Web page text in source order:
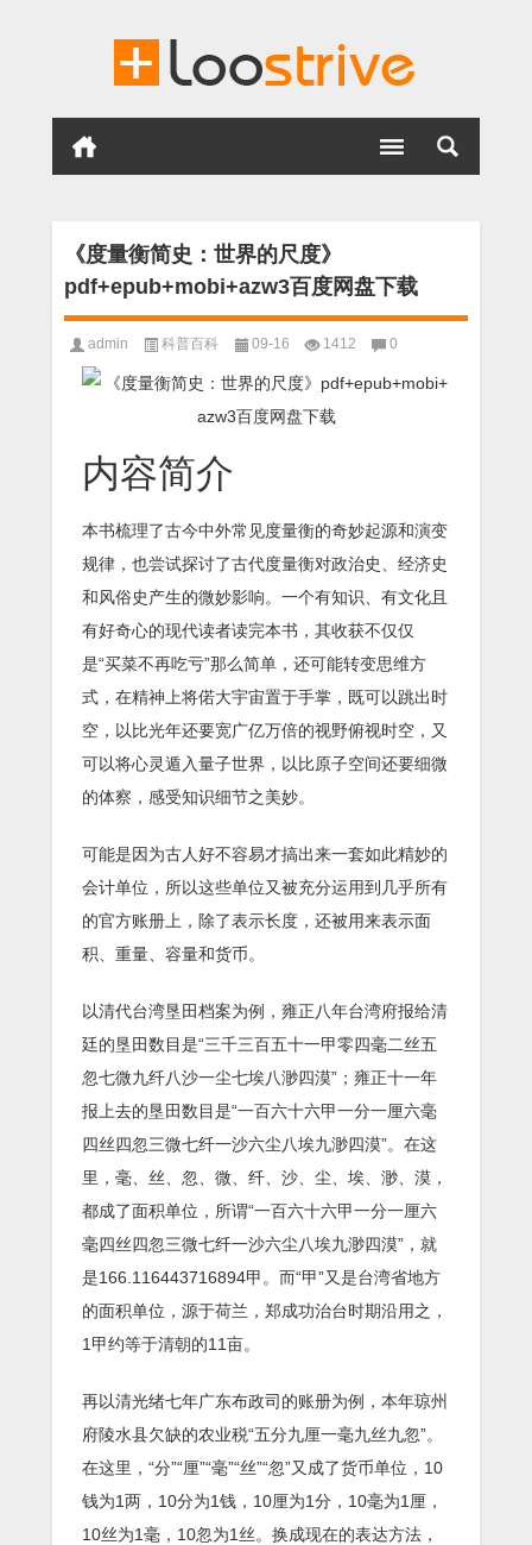
《度量衡简史：世界的尺度》
pdf+epub+mobi+azw3百度网盘下载
admin 科普百科 09-16 1412 0
内容简介
本书梳理了古今中外常见度量衡的奇妙起源和演变
规律，也尝试探讨了古代度量衡对政治史、经济史
和风俗史产生的微妙影响。一个有知识、有文化且
有好奇心的现代读者读完本书，其收获不仅仅
是“买菜不再吃亏”那么简单，还可能转变思维方
式，在精神上将偌大宇宙置于手掌，既可以跳出时
空，以比光年还要宽广亿万倍的视野俯视时空，又
可以将心灵遁入量子世界，以比原子空间还要细微
的体察，感受知识细节之美妙。
可能是因为古人好不容易才搞出来一套如此精妙的
会计单位，所以这些单位又被充分运用到几乎所有
的官方账册上，除了表示长度，还被用来表示面
积、重量、容量和货币。
以清代台湾垦田档案为例，雍正八年台湾府报给清
廷的垦田数目是“三千三百五十一甲零四毫二丝五
忽七微九纤八沙一尘七埃八渺四漠”；雍正十一年
报上去的垦田数目是“一百六十六甲一分一厘六毫
四丝四忽三微七纤一沙六尘八埃九渺四漠”。在这
里，毫、丝、忽、微、纤、沙、尘、埃、渺、漠，
都成了面积单位，所谓“一百六十六甲一分一厘六
毫四丝四忽三微七纤一沙六尘八埃九渺四漠”，就
是166.116443716894甲。而“甲”又是台湾省地方
的面积单位，源于荷兰，郑成功治台时期沿用之，
1甲约等于清朝的11亩。
再以清光绪七年广东布政司的账册为例，本年琼州
府陵水县欠缺的农业税“五分九厘一毫九丝九忽”。
在这里，“分”“厘”“毫”“丝”“忽”又成了货币单位，10
钱为1两，10分为1钱，10厘为1分，10毫为1厘，
10丝为1毫，10忽为1丝。换成现在的表达方法，